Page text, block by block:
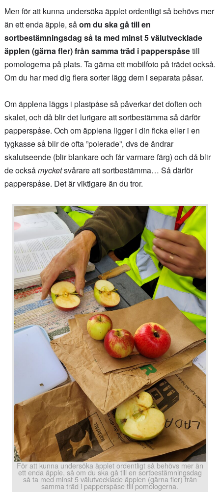
Men för att kunna undersöka äpplet ordentligt så behövs mer
än ett enda äpple, såom du ska gå till en
sortbestämningsdag så ta med minst 5 välutvecklade
äpplen (gärna fler) från samma träd i papperspåsetill
pomologerna på plats. Ta gärna ett mobilfoto på trädet också.
Om du har med dig flera sorter lägg dem i separata påsar.
Om äpplena läggs i plastpåse så påverkar det doften och
skalet, och då blir det lurigare att sortbestämma så därför
papperspåse. Och om äpplena ligger i din ficka eller i en
tygkasse så blir de ofta ”polerade”, dvs de ändrar
skalutseende (blir blankare och får varmare färg) och då blir
de ocksåmycketsvårare att sortbestämma… Så därför
papperspåse. Det är viktigare än du tror.
För att kunna undersöka äpplet ordentligt så behövs mer än
ett enda äpple, så om du ska gå till en sortbestämningsdag
så ta med minst 5 välutvecklade äpplen (gärna fler) från
samma träd i papperspåse till pomologerna.